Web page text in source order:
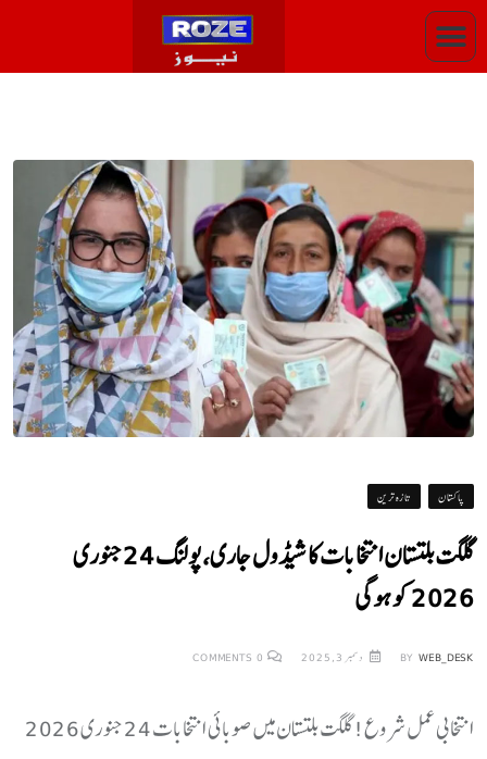
پاکستان تازہ ترین
گلگت بلتستان انتخابات کا شیڈول جاری، پولنگ 24 جنوری
2026 کو ہوگی
BY WEB_DESK دسمبر 3, 2025 0
COMMENTS
انتخابی عمل شروع! گلگت بلتستان میں صوبائی انتخابات 24 جنوری 2026